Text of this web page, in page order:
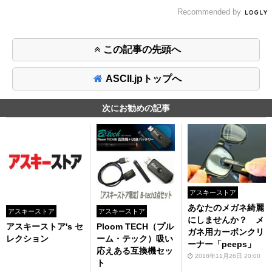
Recommended by
この記事の先頭へ
ASCII.jpトップへ
次にお勧めの記事
アスキーストア
アスキーストア's セ
レクション
アスキーストア
Ploom TECH（プル
ーム・テック）吸い
応えある互換機セッ
ト
アスキーストア
あなたのメガネ綺麗
にしませんか？ メ
ガネ用カーボンクリ
ーナー「peeps」
2018年11月26日 20:00